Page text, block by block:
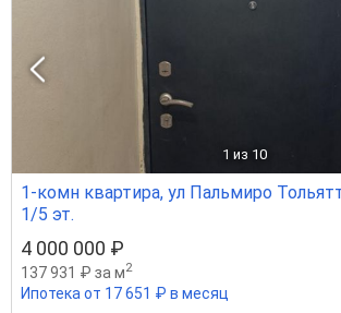
1 из 10
1-комн квартира, ул Пальмиро
1/5 эт.
4 000 000 ₽
137 931 ₽ за м2
Ипотека от 17 651 ₽ в месяц